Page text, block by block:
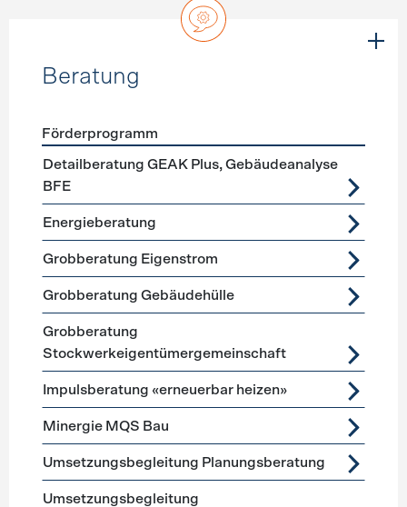
Beratung
Förderprogramme Beratung
Förderprogramm
Detailberatung GEAK Plus, Gebäudeanalyse
BFE
Energieberatung
Grobberatung Eigenstrom
Grobberatung Gebäudehülle
Grobberatung
Stockwerkeigentümergemeinschaft
Impulsberatung «erneuerbar heizen»
Minergie MQS Bau
Umsetzungsbegleitung Planungsberatung
Umsetzungsbegleitung